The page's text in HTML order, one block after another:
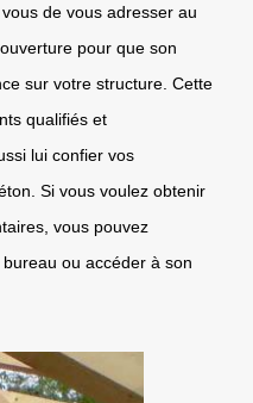
de vous adresser au
pour que son
sur votre structure. Cette
qualifiés et
lui confier vos
Si vous voulez obtenir
vous pouvez
ou accéder à son